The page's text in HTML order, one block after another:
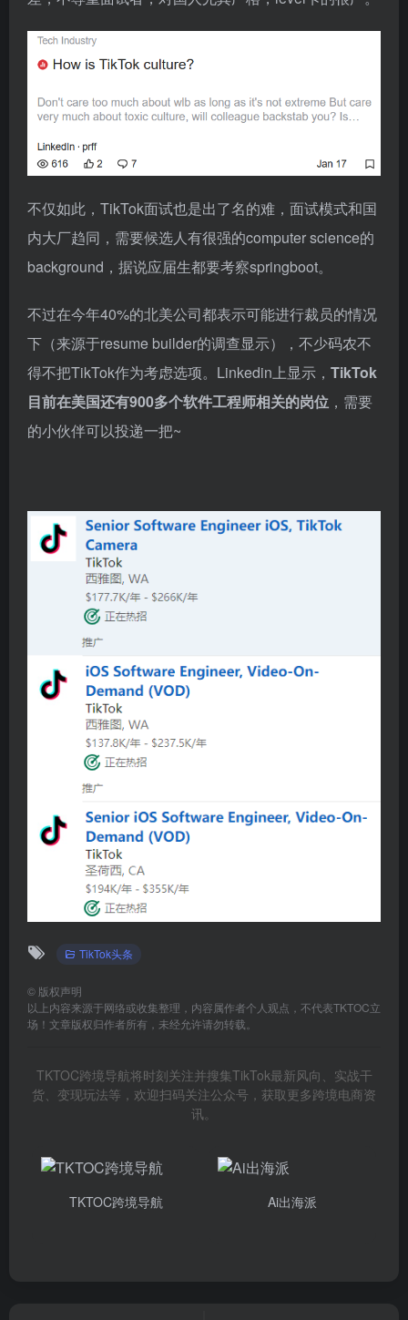
不仅如此，TikTok面试也是出了名的难，面试模式和国
内大厂趋同，需要候选人有很强的computer science的
background，据说应届生都要考察springboot。
不过在今年40%的北美公司都表示可能进行裁员的情况
下（来源于resume builder的调查显示），不少码农不
得不把TikTok作为考虑选项。Linkedin上显示， TikTok
目前在美国还有900多个软件工程师相关的岗位 ，需要
的小伙伴可以投递一把~
TikTok头条
© 版权声明
以上内容来源于网络或收集整理，内容属作者个人观点，不代表TKTOC立
场！文章版权归作者所有，未经允许请勿转载。
TKTOC跨境导航将时刻关注并搜集TikTok最新风向、实战干
货、变现玩法等，欢迎扫码关注公众号，获取更多跨境电商资
讯。
TKTOC跨境导航 Ai出海派